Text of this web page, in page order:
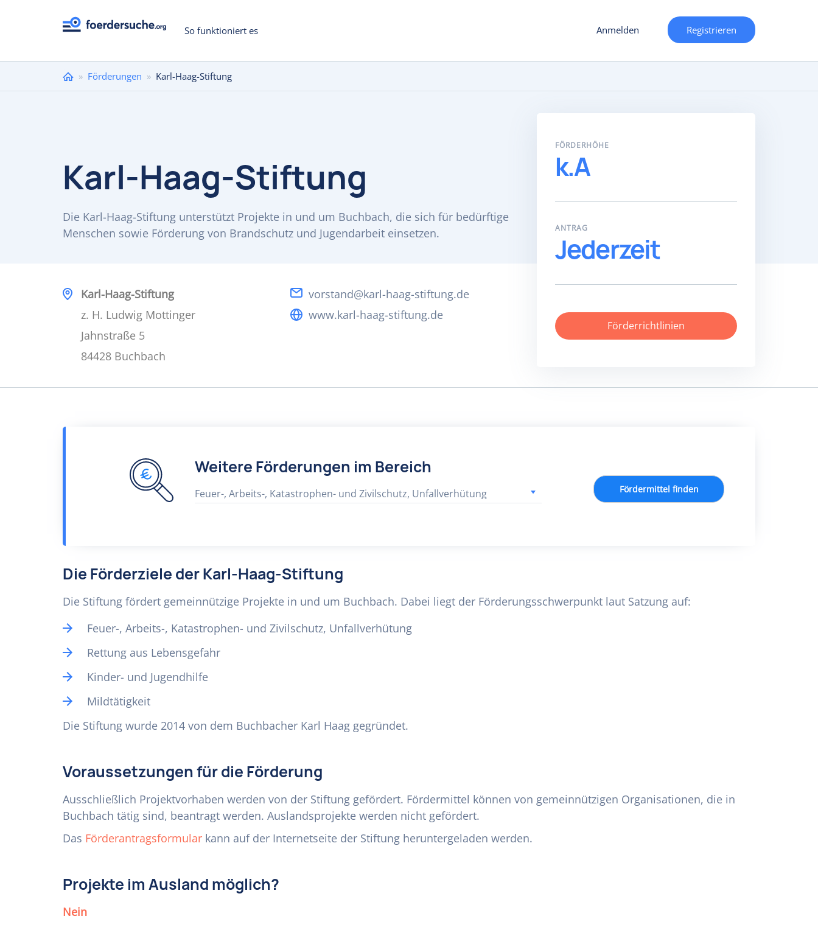
So funktioniert es Anmelden Registrieren
Sie
» Förderungen » Karl-Haag-Stiftung
Karl-Haag-Stiftung
Die Karl-Haag-Stiftung unterstützt Projekte in und um Buchbach, die sich für bedürftige
Menschen sowie Förderung von Brandschutz und Jugendarbeit einsetzen.
Karl-Haag-Stiftung
z. H. Ludwig Mottinger
Jahnstraße 5
84428 Buchbach
vorstand@karl-haag-stiftung.de
www.karl-haag-stiftung.de
FÖRDERHÖHE
k.A
ANTRAG
Jederzeit
Förderrichtlinien
Weitere Förderungen im Bereich
Feuer-, Arbeits-, Katastrophen- und Zivilschutz, Unfallverhütung Fördermittel finden
Die Förderziele der Karl-Haag-Stiftung
Die Stiftung fördert gemeinnützige Projekte in und um Buchbach. Dabei liegt der Förderungsschwerpunkt laut Satzung auf:
Feuer-, Arbeits-, Katastrophen- und Zivilschutz, Unfallverhütung
Rettung aus Lebensgefahr
Kinder- und Jugendhilfe
Mildtätigkeit
Die Stiftung wurde 2014 von dem Buchbacher Karl Haag gegründet.
Voraussetzungen für die Förderung
Ausschließlich Projektvorhaben werden von der Stiftung gefördert. Fördermittel können von gemeinnützigen Organisationen, die in
Buchbach tätig sind, beantragt werden. Auslandsprojekte werden nicht gefördert.
Das Förderantragsformular kann auf der Internetseite der Stiftung heruntergeladen werden.
Projekte im Ausland möglich?
Nein